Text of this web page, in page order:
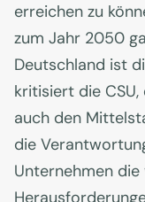
erreichen zu
zum Jahr 2050
Deutschland ist
kritisiert die
auch den
die
Unternehmen